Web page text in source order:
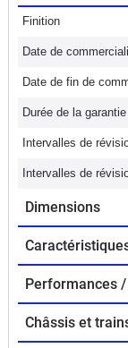
Finition
Date de
Date de fin de
Durée de la garantie
Intervalles de
Intervalles de
Dimensions
Performances
Châssis et